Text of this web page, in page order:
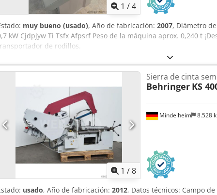
1 /4
muy bueno (usado), Año de fabricación: 2007, Diámetro
kW Cjdpjyw Ti Tsfx Afpsrf Peso de la máquina aprox. 0,240 t
de rodillos.
1 /8
Mindelheim 8.528
Sierra de cinta
Behringer KS
usado, Año de fabricación: 2012, Datos técnicos: Campo